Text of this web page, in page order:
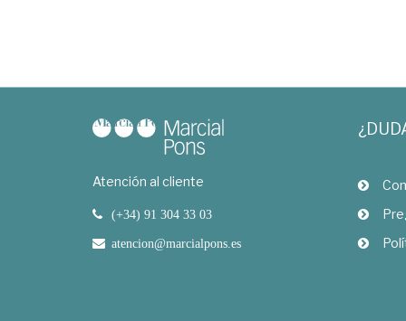
Atención al cliente
(+34) 91 304 33 03
atencion@marcialpons.es